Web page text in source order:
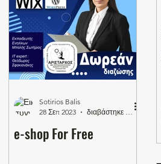
e-shop For Free
Sotirios Balis
28 Σεπ 2023
διαβάστηκε 0 λεπτά